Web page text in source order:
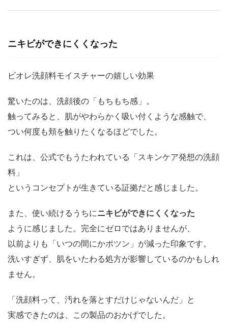
ニキビができにくくなった
ビオレ洗顔料モイスチャーの嬉しい効果
驚いたのは、洗顔後の「もちもち感」。
触ってみると、肌がやわらかく吸い付くような感触で、
つい何度も頬を触りたくなるほどでした。
これは、公式でもうたわれている「スキンケア発想の洗顔
料」
というコンセプトが生きている証拠だと感じました。
また、使い続けるうちにニキビができにくくなった
ように感じました。完全にゼロではありませんが、
以前よりも「いつの間にかポツン」が減った印象です。
洗いすぎず、肌をいたわる処方が影響しているのかもしれ
ません。
「洗顔料って、汚れを落とすだけじゃないんだ」と
実感できたのは、この製品のおかげでした。